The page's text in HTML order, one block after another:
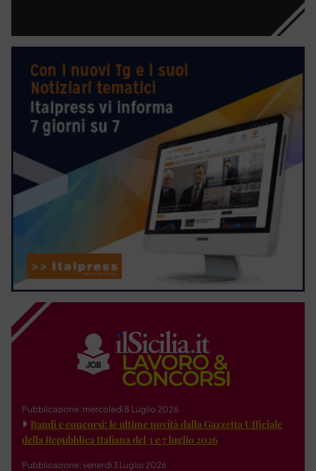
Pubblicazione: mercoledì 8 Luglio 2026
Bandi e concorsi: le ultime novità dalla Gazzetta Ufficiale
della Repubblica Italiana del 3 e 7 luglio 2026
Pubblicazione: venerdì 3 Luglio 2026